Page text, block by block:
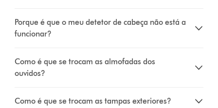
Porque é que o meu detetor de cabeça não está a
funcionar?
Como é que se trocam as almofadas dos
ouvidos?
Como é que se trocam as tampas exteriores?